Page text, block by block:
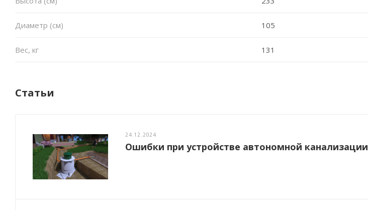
Диаметр (см) 105
Вес, кг 131
Статьи
24.12.2024
Ошибки при устройстве автономной канализации